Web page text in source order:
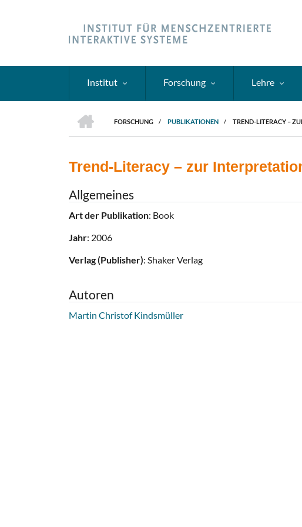
Institut Forschung Lehre
PFADNAVIGATION
FORSCHUNG
/ PUBLIKATIONEN / TREND-LITERACY –
Trend-Literacy – zur
Allgemeines
Art der Publikation: Book
Jahr: 2006
Verlag (Publisher): Shaker Verlag
Autoren
Martin Christof Kindsmüller